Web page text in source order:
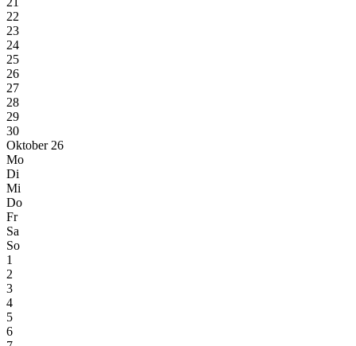
22
23
24
25
26
27
28
29
30
Oktober 26
Mo
Di
Mi
Do
Fr
Sa
So
1
2
3
4
5
6